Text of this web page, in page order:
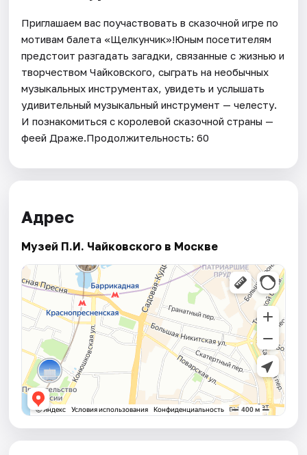
Приглашаем вас поучаствовать в сказочной игре по
мотивам балета «Щелкунчик»!Юным посетителям
предстоит разгадать загадки, связанные с жизнью и
творчеством Чайковского, сыграть на необычных
музыкальных инструментах, увидеть и услышать
удивительный музыкальный инструмент — челесту.
И познакомиться с королевой сказочной страны —
феей Драже.Продолжительность: 60
Адрес
Музей П.И. Чайковского в Москве